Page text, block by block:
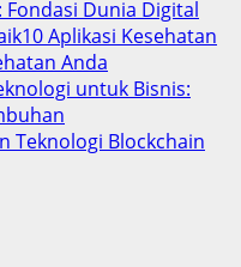
Dunia Digital
10 Aplikasi Kesehatan
Anda
untuk Bisnis:
Teknologi Blockchain